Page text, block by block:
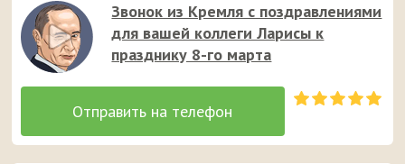
Звонок из Кремля с поздравлениями
для вашей коллеги Ларисы к
празднику 8-го марта